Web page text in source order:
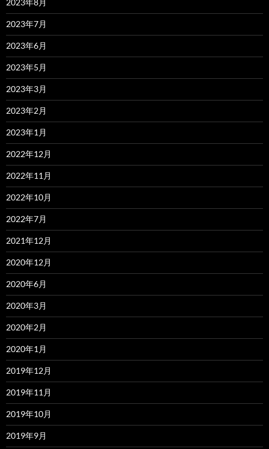
2023年8月
2023年7月
2023年6月
2023年5月
2023年3月
2023年2月
2023年1月
2022年12月
2022年11月
2022年10月
2022年7月
2021年12月
2020年12月
2020年6月
2020年3月
2020年2月
2020年1月
2019年12月
2019年11月
2019年10月
2019年9月